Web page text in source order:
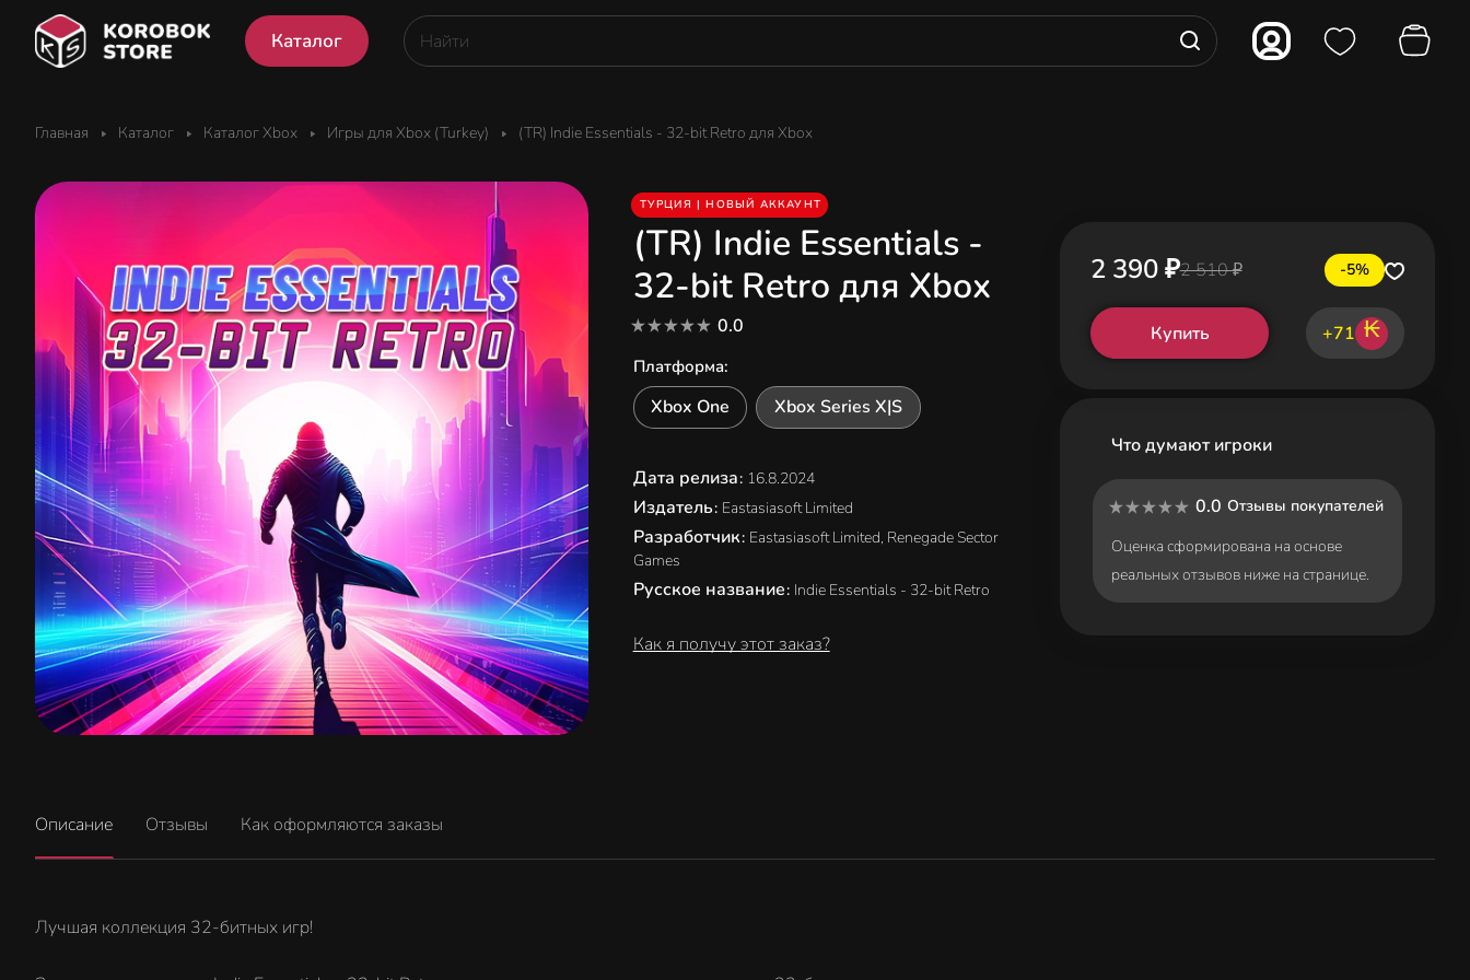
Каталог
Главная Каталог Каталог Xbox Игры для Xbox (Turkey) (TR) Indie Essentials - 32-bit Retro для Xbox
ТУРЦИЯ | НОВЫЙ АККАУНТ
(TR) Indie Essentials -
32-bit Retro для Xbox
0.0
Платформа:
Xbox One Xbox Series X|S
Дата релиза: 16.8.2024
Издатель: Eastasiasoft Limited
Разработчик: Eastasiasoft Limited, Renegade Sector
Games
Русское название: Indie Essentials - 32-bit Retro
Как я получу этот заказ?
2 390 ₽2 510 ₽ -5%
Купить +71 ₭
Что думают игроки
0.0 Отзывы покупателей
Оценка сформирована на основе
реальных отзывов ниже на странице.
Описание Отзывы Как оформляются заказы
Лучшая коллекция 32-битных игр!